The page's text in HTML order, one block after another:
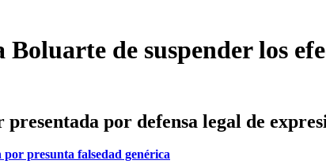
de suspender los
por defensa legal de
presunta falsedad genérica